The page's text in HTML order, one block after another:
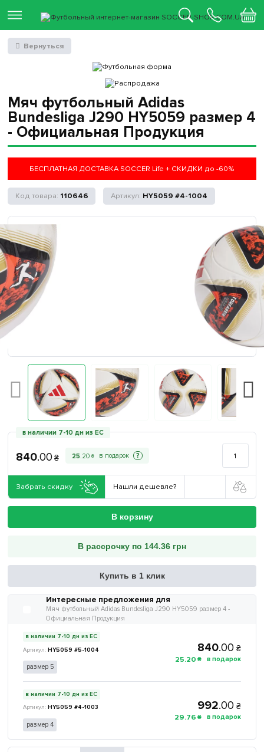
Мяч футбольный Adidas
Bundesliga J290 HY5059 размер 4
- Официальная Продукция
БЕСПЛАТНАЯ ДОСТАВКА SOCCER Life + СКИДКИ до -60%
110646 HY5059 #4-1004
в наличии 7-10 дн из ЕС
840.00 ₴ 25.20 ₴ ?
Забрать скидку Нашли дешевле?
В корзину
В рассрочку по 144.36 грн
Купить в 1 клик
Интересные предложения для
Мяч футбольный Adidas Bundesliga J290 HY5059 размер 4 -
Официальная Продукция
в наличии 7-10 дн из ЕС
HY5059 #5-1004
размер 5
840.00 ₴
25.20 ₴
в наличии 7-10 дн из ЕС
HY5059 #4-1003
размер 4
992.00 ₴
29.76 ₴
Вернуться